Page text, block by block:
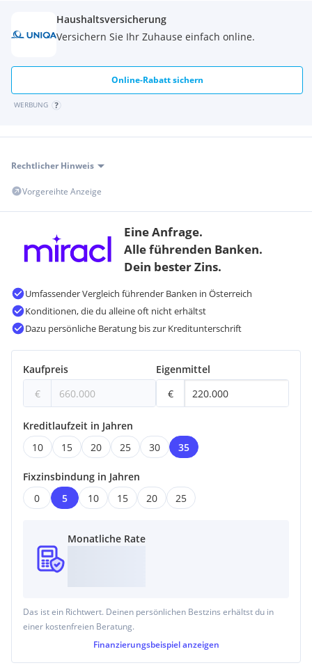
Bei Interesse freut sich Herr Haubl auf Ihre Kontaktaufnahme
unter +43 664 10 77844 oder office@rk-wohnbau.at. Wir
Haushaltsversicherung
Versichern Sie Ihr Zuhause einfach online.
Online-Rabatt sichern
WERBUNG
Rechtlicher Hinweis
Vorgereihte Anzeige
Eine Anfrage.
Alle führenden Banken.
Dein bester Zins.
Umfassender Vergleich führender Banken in Österreich
Konditionen, die du alleine oft nicht erhältst
Dazu persönliche Beratung bis zur Kreditunterschrift
Kaufpreis
€
Eigenmittel
€
Kreditlaufzeit in Jahren
10
15 20 25 30 35
Fixzinsbindung in Jahren
0
5 10 15 20 25
Monatliche Rate
Das ist ein Richtwert. Deinen persönlichen Bestzins erhältst du in
einer kostenfreien Beratung.
Finanzierungsbeispiel anzeigen